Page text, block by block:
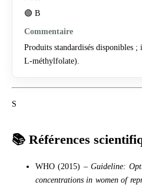
🟢 B
Produits standardisés disponibles
L-méthylfolate).
S
📚 Références
WHO (2015) – Guideline:
concentrations in women of